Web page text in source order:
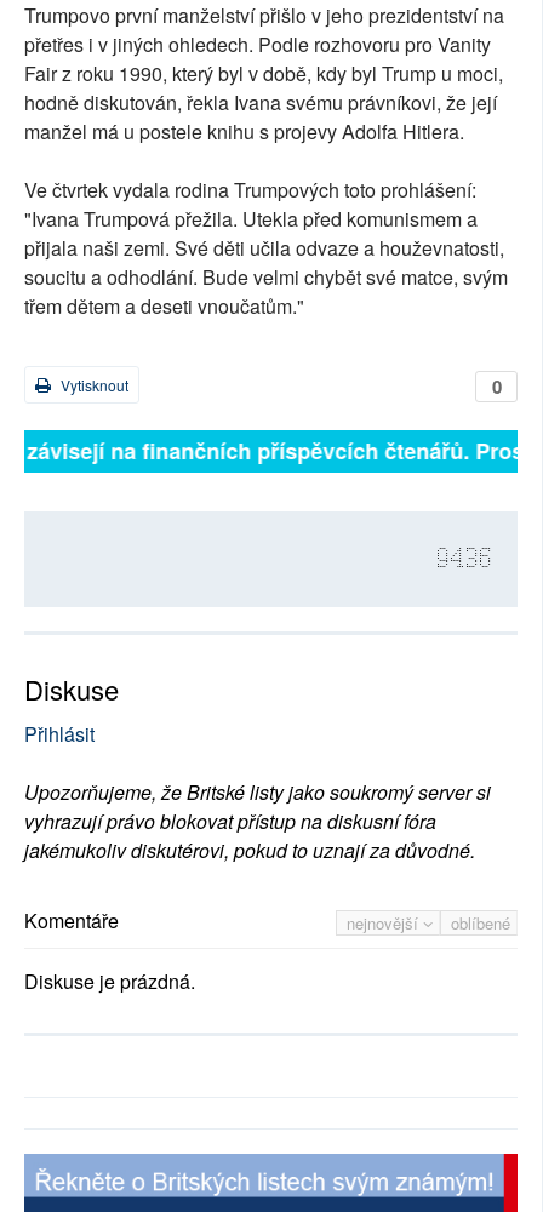
Trumpovo první manželství přišlo v jeho prezidentství na
přetřes i v jiných ohledech. Podle rozhovoru pro Vanity
Fair z roku 1990, který byl v době, kdy byl Trump u moci,
hodně diskutován, řekla Ivana svému právníkovi, že její
manžel má u postele knihu s projevy Adolfa Hitlera.
Ve čtvrtek vydala rodina Trumpových toto prohlášení:
"Ivana Trumpová přežila. Utekla před komunismem a
přijala naši zemi. Své děti učila odvaze a houževnatosti,
soucitu a odhodlání. Bude velmi chybět své matce, svým
třem dětem a deseti vnoučatům."
0
Vytisknout
závisejí na finančních příspěvcích čtenářů.
9436
Diskuse
Přihlásit
Upozorňujeme, že Britské listy jako soukromý server si
vyhrazují právo blokovat přístup na diskusní fóra
jakémukoliv diskutérovi, pokud to uznají za důvodné.
nejnovější oblíbené
Komentáře
Diskuse je prázdná.